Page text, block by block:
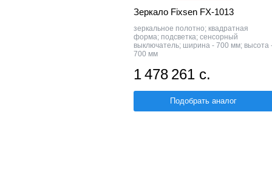
Зеркало Fixsen FX-1013
зеркальное полотно; квадратная
форма; подсветка; сенсорный
выключатель; ширина - 700 мм; высота
700 мм
1 478 261 с.
Подобрать аналог